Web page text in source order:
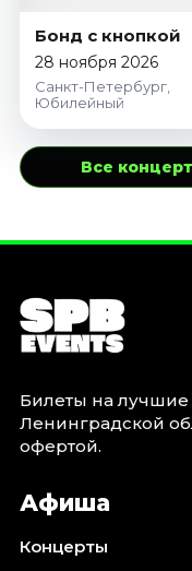
Бонд с кнопкой
28 ноября 2026
Санкт-Петербург,
Юбилейный
Все
Билеты на лучшие
Ленинградской
офертой.
Афиша
Концерты